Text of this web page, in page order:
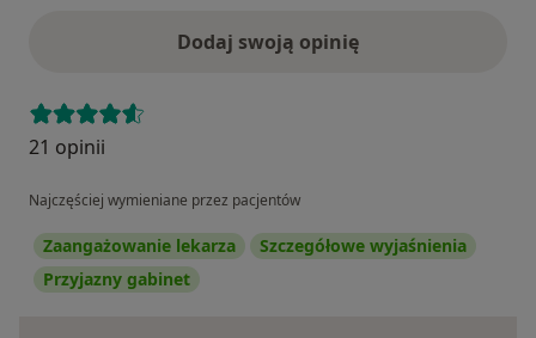
Dodaj swoją opinię
21 opinii
Najczęściej wymieniane przez pacjentów
Zaangażowanie lekarza
Szczegółowe wyjaśnienia
Przyjazny gabinet